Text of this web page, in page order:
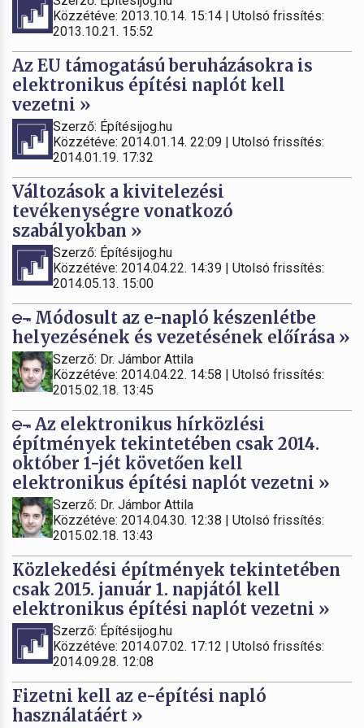
Közzétéve: 2013.10.14. 15:14 | Utolsó frissítés:
2013.10.21. 15:52
Az EU támogatású beruházásokra is
elektronikus építési naplót kell
vezetni »
Szerző: Építésijog.hu
Közzétéve: 2014.01.14. 22:09 | Utolsó frissítés:
2014.01.19. 17:32
Változások a kivitelezési
tevékenységre vonatkozó
szabályokban »
Szerző: Építésijog.hu
Közzétéve: 2014.04.22. 14:39 | Utolsó frissítés:
2014.05.13. 15:00
Módosult az e-napló készenlétbe
helyezésének és vezetésének előírása »
Szerző: Dr. Jámbor Attila
Közzétéve: 2014.04.22. 14:58 | Utolsó frissítés:
2015.02.18. 13:45
Az elektronikus hírközlési
építmények tekintetében csak 2014.
október 1-jét követően kell
elektronikus építési naplót vezetni »
Szerző: Dr. Jámbor Attila
Közzétéve: 2014.04.30. 12:38 | Utolsó frissítés:
2015.02.18. 13:43
Közlekedési építmények tekintetében
csak 2015. január 1. napjától kell
elektronikus építési naplót vezetni »
Szerző: Építésijog.hu
Közzétéve: 2014.07.02. 17:12 | Utolsó frissítés:
2014.09.28. 12:08
Fizetni kell az e-építési napló
használatáért »